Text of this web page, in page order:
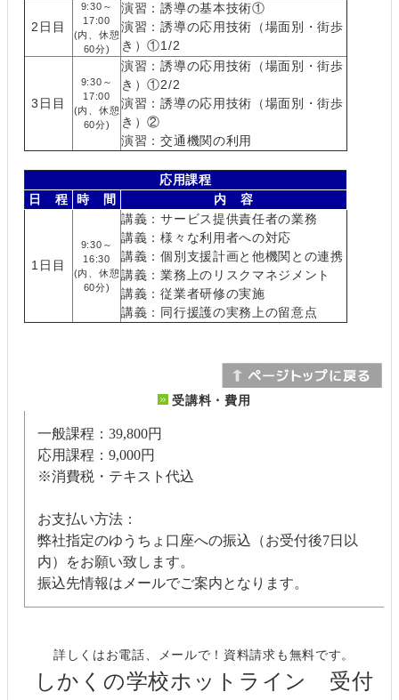
2日目
9:30～
17:00
(内、休憩
60分)
演習：誘導の基本技術①
演習：誘導の応用技術（場面別・街歩
き）①1/2
3日目
9:30～
17:00
(内、休憩
60分)
演習：誘導の応用技術（場面別・街歩
き）①2/2
演習：誘導の応用技術（場面別・街歩
き）②
演習：交通機関の利用
応用課程
日 程
時 間 内 容
1日目
9:30～
16:30
(内、休憩
60分)
講義：サービス提供責任者の業務
講義：様々な利用者への対応
講義：個別支援計画と他機関との連携
講義：業務上のリスクマネジメント
講義：従業者研修の実施
講義：同行援護の実務上の留意点
受講料・費用
一般課程：39,800円
応用課程：9,000円
※消費税・テキスト代込
お支払い方法：
弊社指定のゆうちょ口座への振込（お受付後7日以
内）をお願い致します。
振込先情報はメールでご案内となります。
詳しくはお電話、メールで！資料請求も無料です。
しかくの学校ホットライン 受付